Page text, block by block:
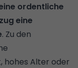
ordentliche
eine
. Zu den
Alter oder